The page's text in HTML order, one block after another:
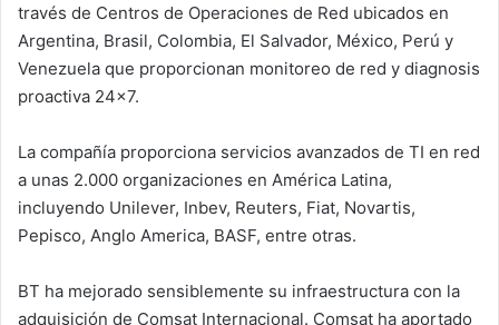
través de Centros de Operaciones de Red ubicados en
Argentina, Brasil, Colombia, El Salvador, México, Perú y
Venezuela que proporcionan monitoreo de red y diagnosis
proactiva 24×7.
La compañía proporciona servicios avanzados de TI en red
a unas 2.000 organizaciones en América Latina,
incluyendo Unilever, Inbev, Reuters, Fiat, Novartis,
Pepisco, Anglo America, BASF, entre otras.
BT ha mejorado sensiblemente su infraestructura con la
adquisición de Comsat Internacional. Comsat ha aportado